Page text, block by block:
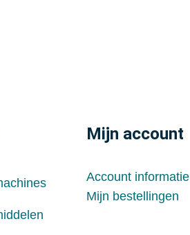
Mijn account
Account informatie
Mijn bestellingen